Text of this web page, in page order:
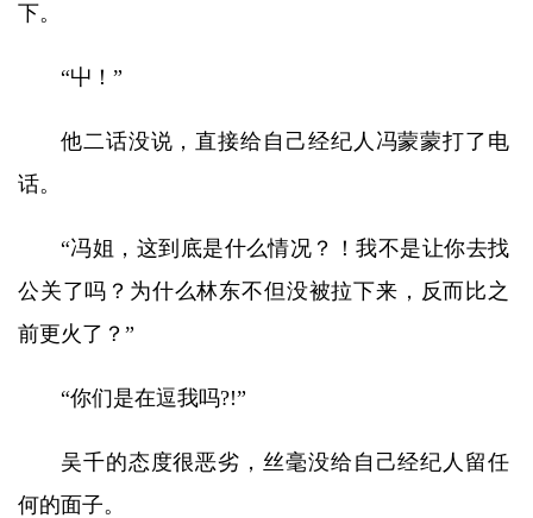
下。
“屮！”
他二话没说，直接给自己经纪人冯蒙蒙打了电
话。
“冯姐，这到底是什么情况？！我不是让你去找
公关了吗？为什么林东不但没被拉下来，反而比之
前更火了？”
“你们是在逗我吗?!”
吴千的态度很恶劣，丝毫没给自己经纪人留任
何的面子。